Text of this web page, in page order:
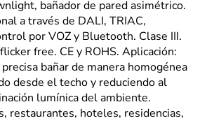
bañador de pared asimétrico.
a través de DALI, TRIAC,
por VOZ y Bluetooth. Clase III.
free. CE y ROHS. Aplicación:
bañar de manera homogénea
desde el techo y reduciendo al
lumínica del ambiente.
restaurantes, hoteles, residencias,